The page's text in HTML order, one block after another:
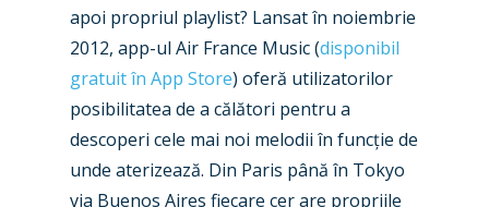
apoi propriul playlist? Lansat în noiembrie
2012, app-ul Air France Music (disponibil
gratuit în App Store) oferă utilizatorilor
posibilitatea de a călători pentru a
descoperi cele mai noi melodii în funcție de
unde aterizează. Din Paris până în Tokyo
via Buenos Aires fiecare cer are propriile